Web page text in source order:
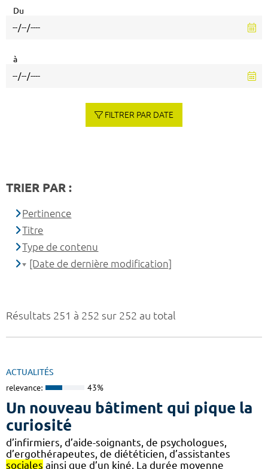
Résultats 251 à 252 sur 252 au total
ACTUALITÉS
relevance: 43%
Un nouveau bâtiment qui pique la
curiosité
d’infirmiers, d’aide-soignants, de psychologues,
d’ergothérapeutes, de diététicien, d’assistantes
sociales ainsi que d’un kiné. La durée moyenne
Du
à
FILTRER PAR DATE
TRIER PAR :
Pertinence
Titre
Type de contenu
[Date de dernière modification]